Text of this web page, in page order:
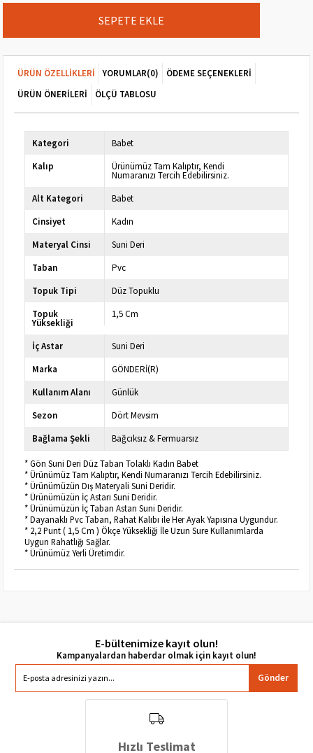
ÜRÜN ÖZELLIKLERI YORUMLAR(0)
ÖDEME SEÇENEKLERI
ÜRÜN ÖNERILERI
ÖLÇÜ TABLOSU
Kategori
Babet
Kalıp
Ürünümüz Tam Kalıptır, Kendi
Numaranızı Tercih Edebilirsiniz.
Alt Kategori
Babet
Cinsiyet
Kadın
Materyal Cinsi
Suni Deri
Taban
Pvc
Topuk Tipi
Düz Topuklu
Topuk
Yüksekliği
1,5 Cm
İç Astar
Suni Deri
Marka
GÖNDERİ(R)
Kullanım Alanı
Günlük
Sezon
Dört Mevsim
Bağlama Şekli
Bağcıksız & Fermuarsız
* Gön Suni Deri Düz Taban Tolaklı Kadın Babet
* Ürünümüz Tam Kalıptır, Kendi Numaranızı Tercih Edebilirsiniz.
* Ürünümüzün Dış Materyali Suni Deridir.
* Ürünümüzün İç Astarı Suni Deridir.
* Ürünümüzün İç Taban Astarı Suni Deridir.
* Dayanaklı Pvc Taban, Rahat Kalıbı ile Her Ayak Yapısına Uygundur.
* 2,2 Punt ( 1,5 Cm ) Ökçe Yüksekliği İle Uzun Sure Kullanımlarda
Uygun Rahatlığı Sağlar.
* Ürünümüz Yerli Üretimdir.
E-bültenimize kayıt olun!
Gönder
Hızlı Teslimat